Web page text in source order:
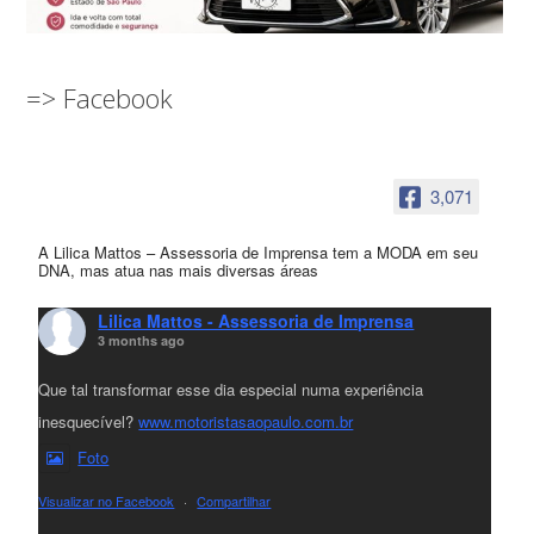
=> Facebook
3,071
A Lilica Mattos – Assessoria de Imprensa tem a MODA em seu
DNA, mas atua nas mais diversas áreas
Lilica Mattos - Assessoria de Imprensa
3 months ago
Que tal transformar esse dia especial numa experiência
inesquecível?www.motoristasaopaulo.com.br
Foto
Visualizar no Facebook · Compartilhar